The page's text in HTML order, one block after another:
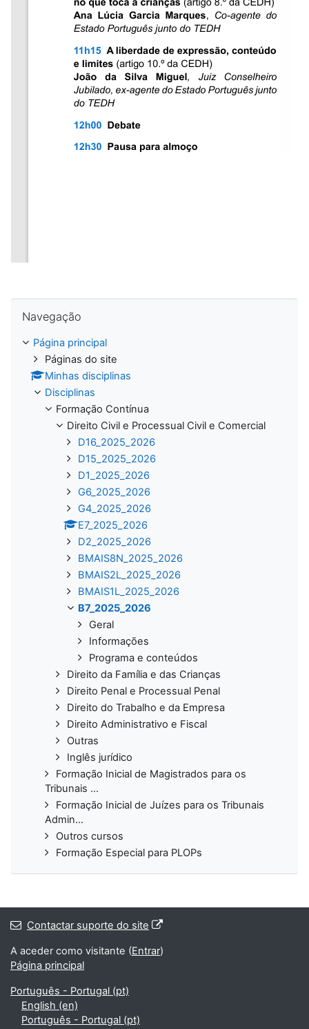
Navegação
Página principal
Páginas do site
Minhas disciplinas
Disciplinas
Formação Contínua
Direito Civil e Processual Civil e Comercial
D16_2025_2026
D15_2025_2026
D1_2025_2026
G6_2025_2026
G4_2025_2026
E7_2025_2026
D2_2025_2026
BMAIS8N_2025_2026
BMAIS2L_2025_2026
BMAIS1L_2025_2026
B7_2025_2026
Geral
Informações
Programa e conteúdos
Direito da Família e das Crianças
Direito Penal e Processual Penal
Direito do Trabalho e da Empresa
Direito Administrativo e Fiscal
Outras
Inglês jurídico
Formação Inicial de Magistrados para os
Tribunais ...
Formação Inicial de Juízes para os Tribunais
Admin...
Outros cursos
Formação Especial para PLOPs
Contactar suporte do site
A aceder como visitante (Entrar)
Página principal
Português - Portugal ‎(pt)‎
English ‎(en)‎
Português - Portugal ‎(pt)‎